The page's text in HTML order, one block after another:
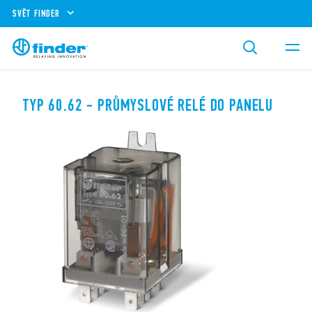
SVĚT FINDER
TYP 60.62 - PRŮMYSLOVÉ RELÉ DO PANELU